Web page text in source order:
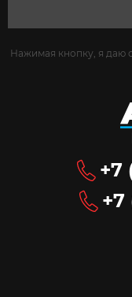
Нажимая кнопку, я даю
+7
+7